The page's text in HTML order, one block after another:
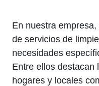
En nuestra
de servicios de
necesidades
Entre ellos destacan
hogares y locales